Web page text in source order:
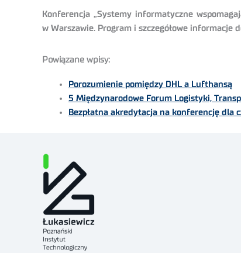
Konferencja „Systemy informatyczne
w Warszawie. Program i szczegółowe informacje
Powiązane wpisy:
Porozumienie pomiędzy DHL a Lufthansą
5 Międzynarodowe Forum Logistyki,
Bezpłatna akredytacja na konferencję dla